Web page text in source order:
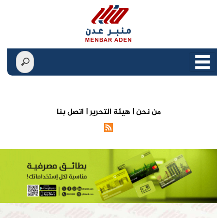
من نحن | هيئة التحرير | اتصل بنا